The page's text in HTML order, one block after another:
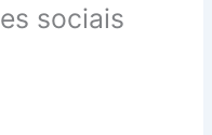
sociais